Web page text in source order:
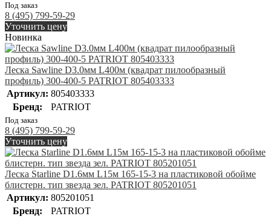
Под заказ
8 (495) 799-59-29
Уточнить цену
Новинка
Леска Sawline D3.0мм L400м (квадрат пилообразный
профиль) 300-400-5 PATRIOT 805403333
Артикул: 805403333
Бренд:
PATRIOT
Под заказ
8 (495) 799-59-29
Уточнить цену
Леска Starline D1.6мм L15м 165-15-3 на пластиковой обойме
блистерн. тип звезда зел. PATRIOT 805201051
Артикул: 805201051
Бренд:
PATRIOT